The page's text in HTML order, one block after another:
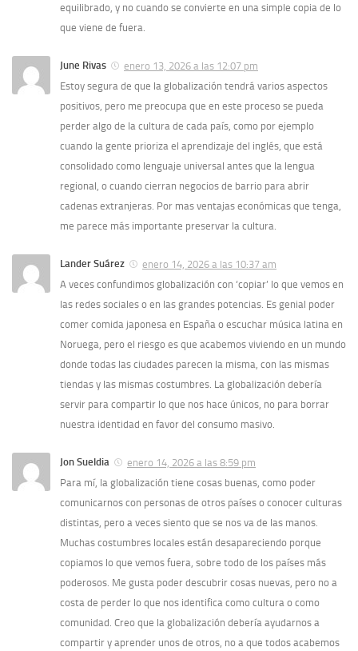
equilibrado, y no cuando se convierte en una simple copia de lo
que viene de fuera.
June Rivas
enero 13, 2026 a las 12:07 pm
Estoy segura de que la globalización tendrá varios aspectos
positivos, pero me preocupa que en este proceso se pueda
perder algo de la cultura de cada país, como por ejemplo
cuando la gente prioriza el aprendizaje del inglés, que está
consolidado como lenguaje universal antes que la lengua
regional, o cuando cierran negocios de barrio para abrir
cadenas extranjeras. Por mas ventajas económicas que tenga,
me parece más importante preservar la cultura.
Lander Suárez
enero 14, 2026 a las 10:37 am
A veces confundimos globalización con ‘copiar’ lo que vemos en
las redes sociales o en las grandes potencias. Es genial poder
comer comida japonesa en España o escuchar música latina en
Noruega, pero el riesgo es que acabemos viviendo en un mundo
donde todas las ciudades parecen la misma, con las mismas
tiendas y las mismas costumbres. La globalización debería
servir para compartir lo que nos hace únicos, no para borrar
nuestra identidad en favor del consumo masivo.
Jon Sueldia
enero 14, 2026 a las 8:59 pm
Para mí, la globalización tiene cosas buenas, como poder
comunicarnos con personas de otros países o conocer culturas
distintas, pero a veces siento que se nos va de las manos.
Muchas costumbres locales están desapareciendo porque
copiamos lo que vemos fuera, sobre todo de los países más
poderosos. Me gusta poder descubrir cosas nuevas, pero no a
costa de perder lo que nos identifica como cultura o como
comunidad. Creo que la globalización debería ayudarnos a
compartir y aprender unos de otros, no a que todos acabemos